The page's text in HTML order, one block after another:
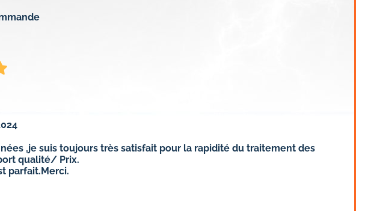
,je suis toujours très satisfait pour la rapidité du traitement des
qualité/ Prix.
parfait.Merci.